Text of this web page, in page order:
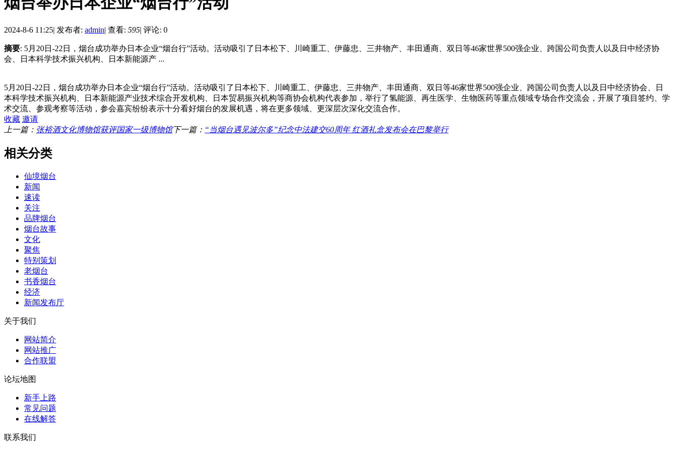
2024-8-6 11:25| 发布者: admin| 查看: 595| 评论: 0
摘要: 5月20日-22日，烟台成功举办日本企业“烟台行”活动。活动吸引了日本松下、川崎重工、伊藤忠、三井物产、丰田通商、双日等46家世界500强企业、跨国公司负责人以及日中经济协
会、日本科学技术振兴机构、日本新能源产 ...
5月20日-22日，烟台成功举办日本企业“烟台行”活动。活动吸引了日本松下、川崎重工、伊藤忠、三井物产、丰田通商、双日等46家世界500强企业、跨国公司负责人以及日中经济协会、日
本科学技术振兴机构、日本新能源产业技术综合开发机构、日本贸易振兴机构等商协会机构代表参加，举行了氢能源、再生医学、生物医药等重点领域专场合作交流会，开展了项目签约、学
术交流、参观考察等活动，参会嘉宾纷纷表示十分看好烟台的发展机遇，将在更多领域、更深层次深化交流合作。
收藏 邀请
上一篇： 张裕酒文化博物馆获评国家一级博物馆下一篇： “当烟台遇见波尔多”纪念中法建交60周年 红酒礼盒发布会在巴黎举行
相关分类
仙境烟台
新闻
速读
关注
品牌烟台
烟台故事
文化
聚焦
特别策划
老烟台
书香烟台
经济
新闻发布厅
关于我们
网站简介
网站推广
合作联盟
论坛地图
新手上路
常见问题
在线解答
联系我们